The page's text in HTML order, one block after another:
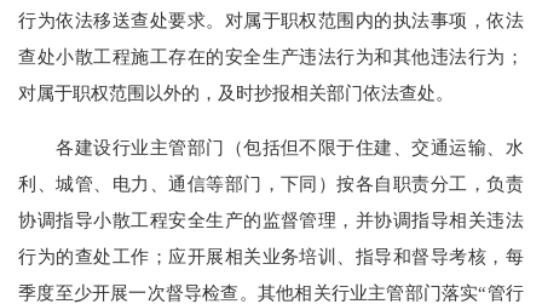
行为依法移送查处要求。对属于职权范围内的执法事项，依法
查处小散工程施工存在的安全生产违法行为和其他违法行为；
对属于职权范围以外的，及时抄报相关部门依法查处。
各建设行业主管部门（包括但不限于住建、交通运输、水
利、城管、电力、通信等部门，下同）按各自职责分工，负责
协调指导小散工程安全生产的监督管理，并协调指导相关违法
行为的查处工作；应开展相关业务培训、指导和督导考核，每
季度至少开展一次督导检查。其他相关行业主管部门落实“管行